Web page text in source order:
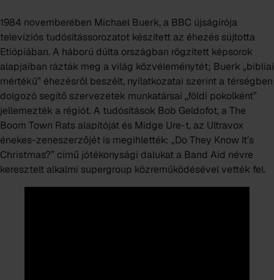
1984 novemberében Michael Buerk, a BBC újságírója
televíziós tudósítássorozatot készített az éhezés sújtotta
Etiópiában. A háború dúlta országban rögzített képsorok
alapjaiban rázták meg a világ közvéleménytét; Buerk „bibliai
mértékű” éhezésről beszélt, nyilatkozatai szerint a térségben
dolgozó segítő szervezetek munkatársai „földi pokolként”
jellemezték a régiót. A tudósítások Bob Geldofot, a The
Boom Town Rats alapítóját és Midge Ure-t, az Ultravox
énekes-zeneszerzőjét is megihlették: „Do They Know It’s
Christmas?” című jótékonysági dalukat a Band Aid névre
keresztelt alkalmi supergroup közreműködésével vették fel.